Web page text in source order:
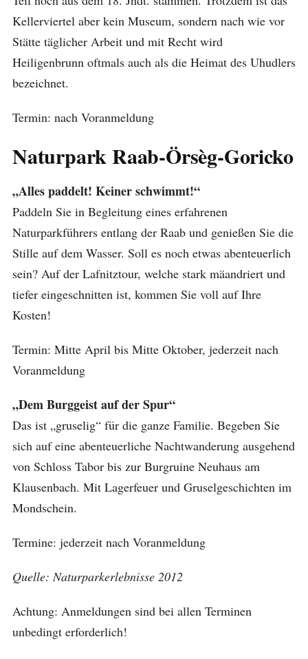
Kellerviertel aber kein Museum, sondern nach wie vor
Stätte täglicher Arbeit und mit Recht wird
Heiligenbrunn oftmals auch als die Heimat des Uhudlers
bezeichnet.
Termin: nach Voranmeldung
Naturpark Raab-Örsèg-Goricko
„Alles paddelt! Keiner schwimmt!“
Paddeln Sie in Begleitung eines erfahrenen
Naturparkführers entlang der Raab und genießen Sie die
Stille auf dem Wasser. Soll es noch etwas abenteuerlich
sein? Auf der Lafnitztour, welche stark mäandriert und
tiefer eingeschnitten ist, kommen Sie voll auf Ihre
Kosten!
Termin: Mitte April bis Mitte Oktober, jederzeit nach
Voranmeldung
„Dem Burggeist auf der Spur“
Das ist „gruselig“ für die ganze Familie. Begeben Sie
sich auf eine abenteuerliche Nachtwanderung ausgehend
von Schloss Tabor bis zur Burgruine Neuhaus am
Klausenbach. Mit Lagerfeuer und Gruselgeschichten im
Mondschein.
Termine: jederzeit nach Voranmeldung
Quelle: Naturparkerlebnisse 2012
Achtung: Anmeldungen sind bei allen Terminen
unbedingt erforderlich!